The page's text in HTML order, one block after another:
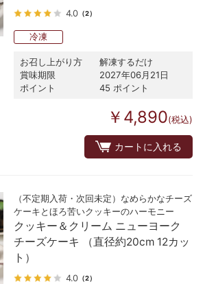
4.0 （2）
冷凍
お召し上がり方
解凍するだけ
賞味期限
2027年06月21日
ポイント
45 ポイント
￥4,890(税込)
カートに入れる
（不定期入荷・次回未定）なめらかなチーズ
ケーキとほろ苦いクッキーのハーモニー
クッキー＆クリーム ニューヨーク
チーズケーキ （直径約20cm 12カッ
ト）
4.0 （2）